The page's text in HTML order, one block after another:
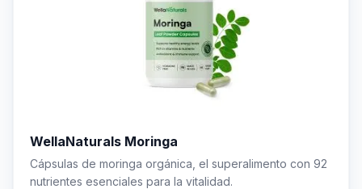
WellaNaturals Moringa
Cápsulas de moringa orgánica, el superalimento con 92
nutrientes esenciales para la vitalidad.